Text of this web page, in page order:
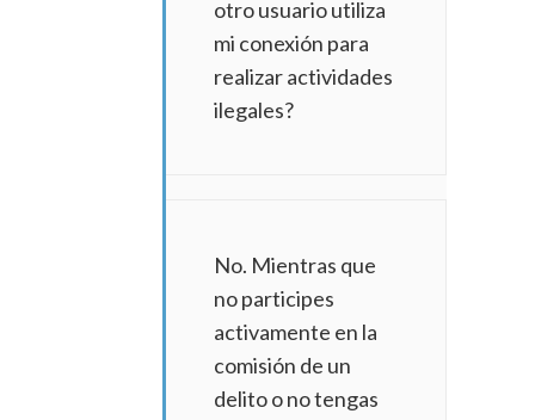
otro usuario utiliza
mi conexión para
realizar actividades
ilegales?
No. Mientras que
no participes
activamente en la
comisión de un
delito o no tengas